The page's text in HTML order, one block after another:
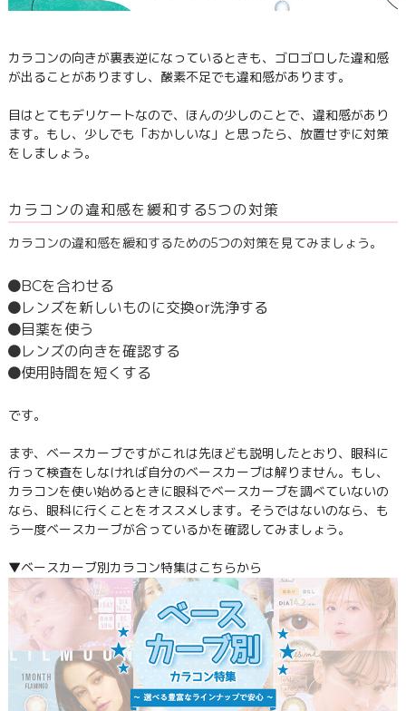
カラコンの向きが裏表逆になっているときも、ゴロゴロした違和感
が出ることがありますし、酸素不足でも違和感があります。
目はとてもデリケートなので、ほんの少しのことで、違和感があり
ます。もし、少しでも「おかしいな」と思ったら、放置せずに対策
をしましょう。
カラコンの違和感を緩和する5つの対策
カラコンの違和感を緩和するための5つの対策を見てみましょう。
BCを合わせる
レンズを新しいものに交換or洗浄する
目薬を使う
レンズの向きを確認する
使用時間を短くする
です。
まず、ベースカーブですがこれは先ほども説明したとおり、眼科に
行って検査をしなければ自分のベースカーブは解りません。もし、
カラコンを使い始めるときに眼科でベースカーブを調べていないの
なら、眼科に行くことをオススメします。そうではないのなら、も
う一度ベースカーブが合っているかを確認してみましょう。
▼ベースカーブ別カラコン特集はこちらから